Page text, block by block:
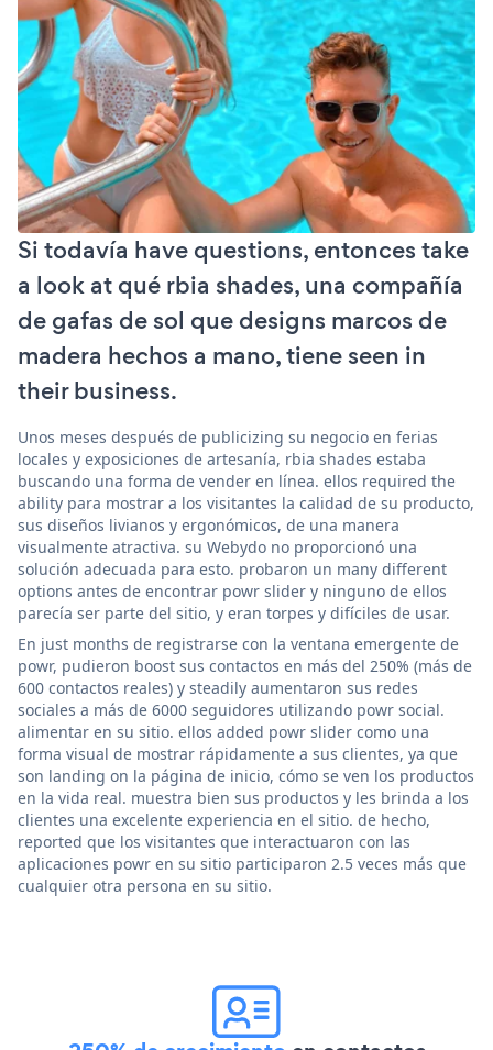
Si todavía have questions, entonces take
a look at qué rbia shades, una compañía
de gafas de sol que designs marcos de
madera hechos a mano, tiene seen in
their business.
Unos meses después de publicizing su negocio en ferias
locales y exposiciones de artesanía, rbia shades estaba
buscando una forma de vender en línea. ellos required the
ability para mostrar a los visitantes la calidad de su producto,
sus diseños livianos y ergonómicos, de una manera
visualmente atractiva. su Webydo no proporcionó una
solución adecuada para esto. probaron un many different
options antes de encontrar powr slider y ninguno de ellos
parecía ser parte del sitio, y eran torpes y difíciles de usar.
En just months de registrarse con la ventana emergente de
powr, pudieron boost sus contactos en más del 250% (más de
600 contactos reales) y steadily aumentaron sus redes
sociales a más de 6000 seguidores utilizando powr social.
alimentar en su sitio. ellos added powr slider como una
forma visual de mostrar rápidamente a sus clientes, ya que
son landing on la página de inicio, cómo se ven los productos
en la vida real. muestra bien sus productos y les brinda a los
clientes una excelente experiencia en el sitio. de hecho,
reported que los visitantes que interactuaron con las
aplicaciones powr en su sitio participaron 2.5 veces más que
cualquier otra persona en su sitio.